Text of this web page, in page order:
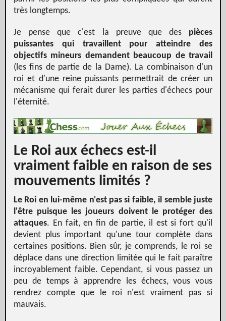
très longtemps.
Je pense que c'est la preuve que des pièces
puissantes qui travaillent pour atteindre des
objectifs mineurs demandent beaucoup de travail
(les fins de partie de la Dame). La combinaison d'un
roi et d'une reine puissants permettrait de créer un
mécanisme qui ferait durer les parties d'échecs pour
l'éternité.
Le Roi aux échecs est-il
vraiment faible en raison de ses
mouvements limités ?
Le Roi en lui-même n'est pas si faible, il semble juste
l'être puisque les joueurs doivent le protéger des
attaques. En fait, en fin de partie, il est si fort qu'il
devient plus important qu'une tour complète dans
certaines positions. Bien sûr, je comprends, le roi se
déplace dans une direction limitée qui le fait paraître
incroyablement faible. Cependant, si vous passez un
peu de temps à apprendre les échecs, vous vous
rendrez compte que le roi n'est vraiment pas si
mauvais.